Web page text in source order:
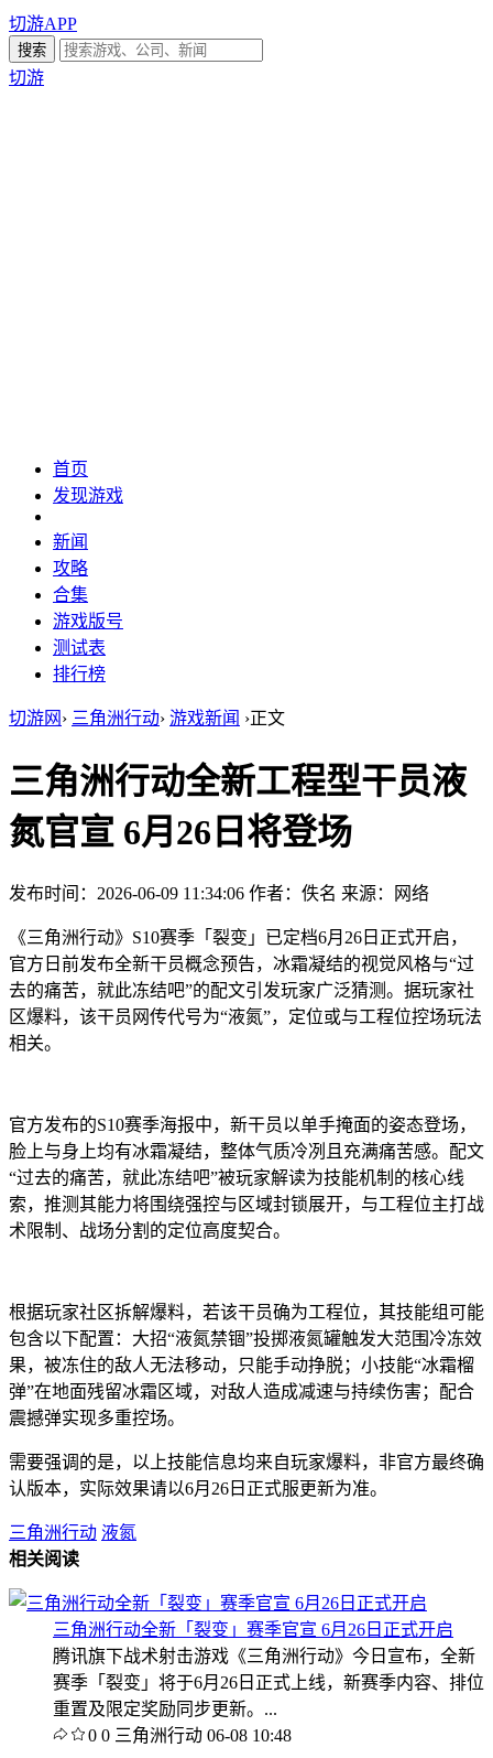
切游APP
切游
首页
发现游戏
新闻
攻略
合集
游戏版号
测试表
排行榜
切游网 › 三角洲行动› 游戏新闻 ›正文
三角洲行动全新工程型干员液
氮官宣 6月26日将登场
发布时间：2026-06-09 11:34:06 作者：佚名 来源：网络
《三角洲行动》S10赛季「裂变」已定档6月26日正式开启，
官方日前发布全新干员概念预告，冰霜凝结的视觉风格与“过
去的痛苦，就此冻结吧”的配文引发玩家广泛猜测。据玩家社
区爆料，该干员网传代号为“液氮”，定位或与工程位控场玩法
相关。
官方发布的S10赛季海报中，新干员以单手掩面的姿态登场，
脸上与身上均有冰霜凝结，整体气质冷冽且充满痛苦感。配文
“过去的痛苦，就此冻结吧”被玩家解读为技能机制的核心线
索，推测其能力将围绕强控与区域封锁展开，与工程位主打战
术限制、战场分割的定位高度契合。
根据玩家社区拆解爆料，若该干员确为工程位，其技能组可能
包含以下配置：大招“液氮禁锢”投掷液氮罐触发大范围冷冻效
果，被冻住的敌人无法移动，只能手动挣脱；小技能“冰霜榴
弹”在地面残留冰霜区域，对敌人造成减速与持续伤害；配合
震撼弹实现多重控场。
需要强调的是，以上技能信息均来自玩家爆料，非官方最终确
认版本，实际效果请以6月26日正式服更新为准。
三角洲行动 液氮
相关阅读
三角洲行动全新「裂变」赛季官宣 6月26日正式开启
腾讯旗下战术射击游戏《三角洲行动》今日宣布，全新
赛季「裂变」将于6月26日正式上线，新赛季内容、排位
重置及限定奖励同步更新。...
0 0 三角洲行动 06-08 10:48